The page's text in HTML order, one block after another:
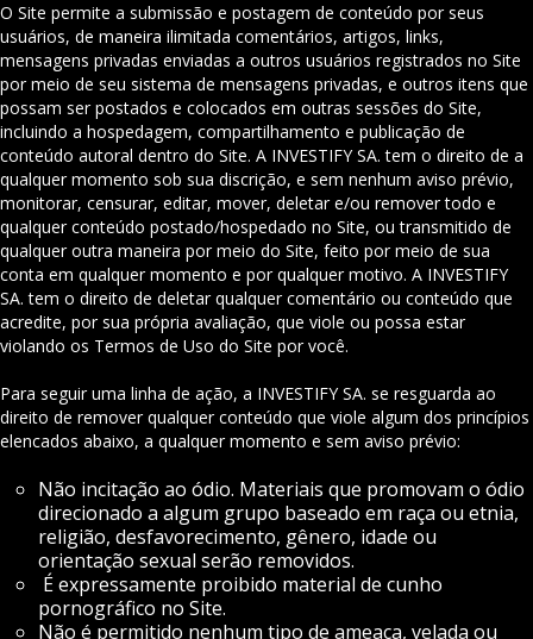
O Site permite a submissão e postagem de conteúdo por seus
usuários, de maneira ilimitada comentários, artigos, links,
mensagens privadas enviadas a outros usuários registrados no Site
por meio de seu sistema de mensagens privadas, e outros itens que
possam ser postados e colocados em outras sessões do Site,
incluindo a hospedagem, compartilhamento e publicação de
conteúdo autoral dentro do Site. A INVESTIFY SA. tem o direito de a
qualquer momento sob sua discrição, e sem nenhum aviso prévio,
monitorar, censurar, editar, mover, deletar e/ou remover todo e
qualquer conteúdo postado/hospedado no Site, ou transmitido de
qualquer outra maneira por meio do Site, feito por meio de sua
conta em qualquer momento e por qualquer motivo. A INVESTIFY
SA. tem o direito de deletar qualquer comentário ou conteúdo que
acredite, por sua própria avaliação, que viole ou possa estar
violando os Termos de Uso do Site por você.
Para seguir uma linha de ação, a INVESTIFY SA. se resguarda ao
direito de remover qualquer conteúdo que viole algum dos princípios
elencados abaixo, a qualquer momento e sem aviso prévio:
Não incitação ao ódio. Materiais que promovam o ódio
direcionado a algum grupo baseado em raça ou etnia,
religião, desfavorecimento, gênero, idade ou
orientação sexual serão removidos.
É expressamente proibido material de cunho
pornográfico no Site.
Não é permitido nenhum tipo de ameaça, velada ou